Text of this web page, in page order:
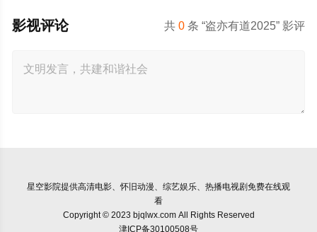
共0 条 “盗亦有道2025” 影评
影视评论
星空影院提供高清电影、怀旧动漫、综艺娱乐、热播电视剧免费在线观
看
Copyright © 2023 bjqlwx.com All Rights Reserved
津ICP备30100508号